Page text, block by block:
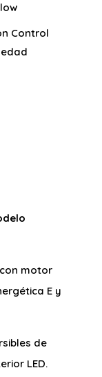
Control
motor
E y
de
LED.